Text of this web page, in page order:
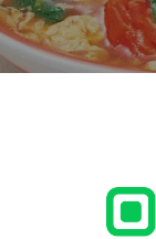
を続けており、う